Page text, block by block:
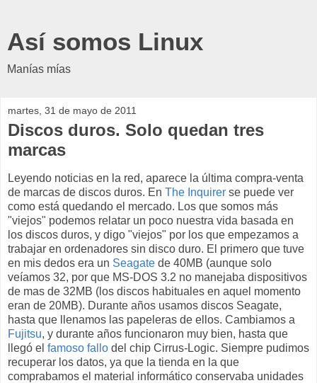
Así somos Linux
Manías mías
martes, 31 de mayo de 2011
Discos duros. Solo quedan tres
marcas
Leyendo noticias en la red, aparece la última compra-venta
de marcas de discos duros. En The Inquirer se puede ver
como está quedando el mercado. Los que somos más
"viejos" podemos relatar un poco nuestra vida basada en
los discos duros, y digo "viejos" por los que empezamos a
trabajar en ordenadores sin disco duro. El primero que tuve
en mis dedos era un Seagate de 40MB (aunque solo
veíamos 32, por que MS-DOS 3.2 no manejaba dispositivos
de mas de 32MB (los discos habituales en aquel momento
eran de 20MB). Durante años usamos discos Seagate,
hasta que llenamos las papeleras de ellos. Cambiamos a
Fujitsu, y durante años funcionaron muy bien, hasta que
llegó el famoso fallo del chip Cirrus-Logic. Siempre pudimos
recuperar los datos, ya que la tienda en la que
comprabamos el material informático conservaba unidades